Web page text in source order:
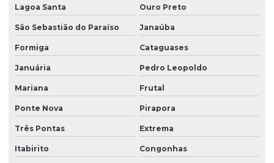
Lagoa Santa Ouro Preto
São Sebastião do Paraíso Janaúba
Formiga Cataguases
Januária Pedro Leopoldo
Mariana Frutal
Ponte Nova Pirapora
Três Pontas Extrema
Itabirito Congonhas